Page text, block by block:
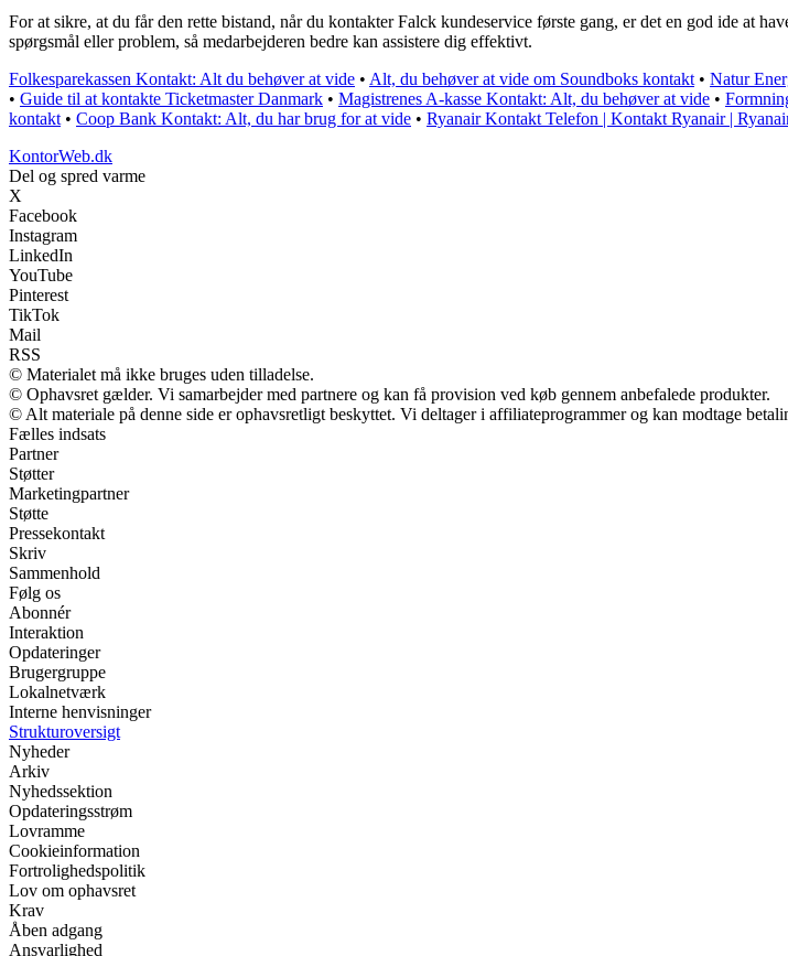
For at sikre, at du får den rette bistand, når du kontakter Falck kundeservice første gang, er det en god ide at
spørgsmål eller problem, så medarbejderen bedre kan assistere dig effektivt.
Folkesparekassen Kontakt: Alt du behøver at vide • Alt, du behøver at vide om Soundboks kontakt • Natur
• Guide til at kontakte Ticketmaster Danmark • Magistrenes A-kasse Kontakt: Alt, du behøver at vide •
kontakt • Coop Bank Kontakt: Alt, du har brug for at vide • Ryanair Kontakt Telefon | Kontakt Ryanair |
KontorWeb.dk
Del og spred varme
X
Facebook
Instagram
LinkedIn
YouTube
Pinterest
TikTok
Mail
RSS
© Materialet må ikke bruges uden tilladelse.
© Ophavsret gælder. Vi samarbejder med partnere og kan få provision ved køb gennem anbefalede produkter.
© Alt materiale på denne side er ophavsretligt beskyttet. Vi deltager i affiliateprogrammer og kan modtage
Fælles indsats
Partner
Støtter
Marketingpartner
Støtte
Pressekontakt
Skriv
Sammenhold
Følg os
Abonnér
Interaktion
Opdateringer
Brugergruppe
Lokalnetværk
Interne henvisninger
Strukturoversigt
Nyheder
Arkiv
Nyhedssektion
Opdateringsstrøm
Lovramme
Cookieinformation
Fortrolighedspolitik
Lov om ophavsret
Krav
Åben adgang
Ansvarlighed